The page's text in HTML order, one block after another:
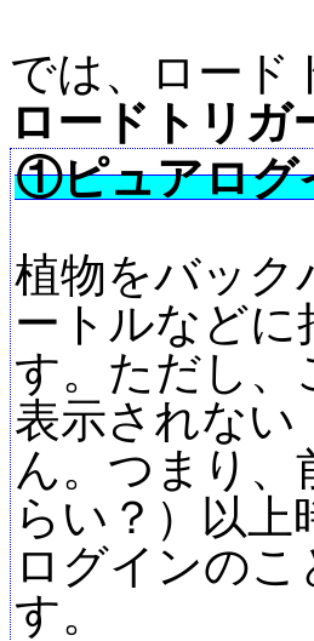
では、ロード
ロードトリガ
①ピュアログ
植物をバック
ートルなど
す。ただし、
表示されない
ん。つまり
らい？）以
ログインの
す。